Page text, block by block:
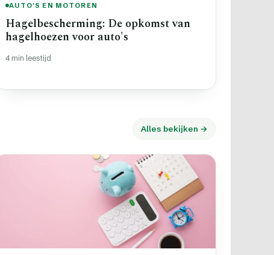
AUTO'S EN MOTOREN
Hagelbescherming: De opkomst van
hagelhoezen voor auto's
4 min leestijd
Alles bekijken →